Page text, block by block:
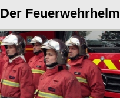
Der Feuerwehrhelm